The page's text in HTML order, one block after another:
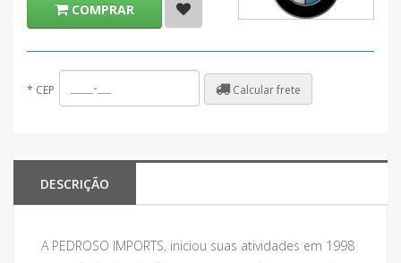
COMPRAR
* CEP Calcular frete
DESCRIÇÃO
A PEDROSO IMPORTS, iniciou suas atividades em 1998